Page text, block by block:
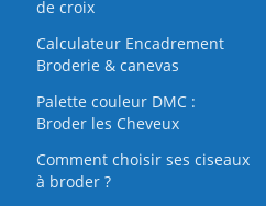
de croix
Calculateur Encadrement
Broderie & canevas
Palette couleur DMC :
Broder les Cheveux
Comment choisir ses ciseaux
à broder ?